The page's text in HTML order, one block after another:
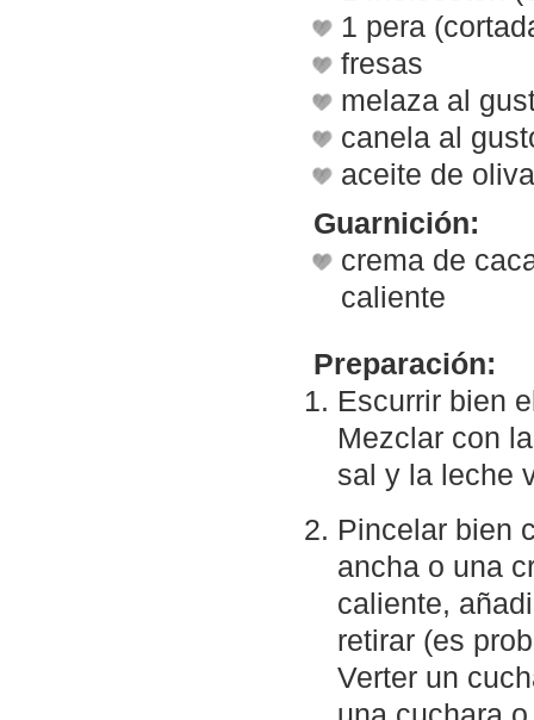
1 pera
fresas
melaza al
canela al
aceite de oliva
Guarnición:
crema de
caliente
Preparación:
Escurrir bien
Mezclar con
sal y la leche
Pincelar bien
ancha o una
caliente,
retirar (es
Verter un